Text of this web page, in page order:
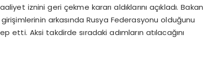
iznini geri çekme kararı aldıklarını açıkladı. Bakan
arkasında Rusya Federasyonu olduğunu
Aksi takdirde sıradaki adımların atılacağını